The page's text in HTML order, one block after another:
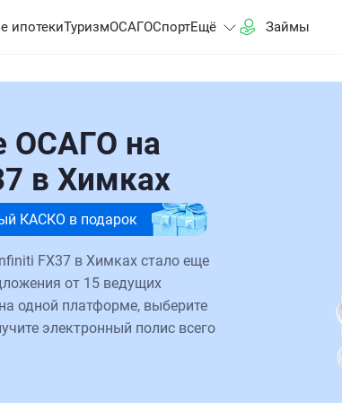
ипотекиТуризмОСАГОСпортЕщё Займы
ОСАГО на
в Химках
КАСКО в подарок
FX37 в Химках стало еще
от 15 ведущих
одной платформе, выберите
электронный полис всего